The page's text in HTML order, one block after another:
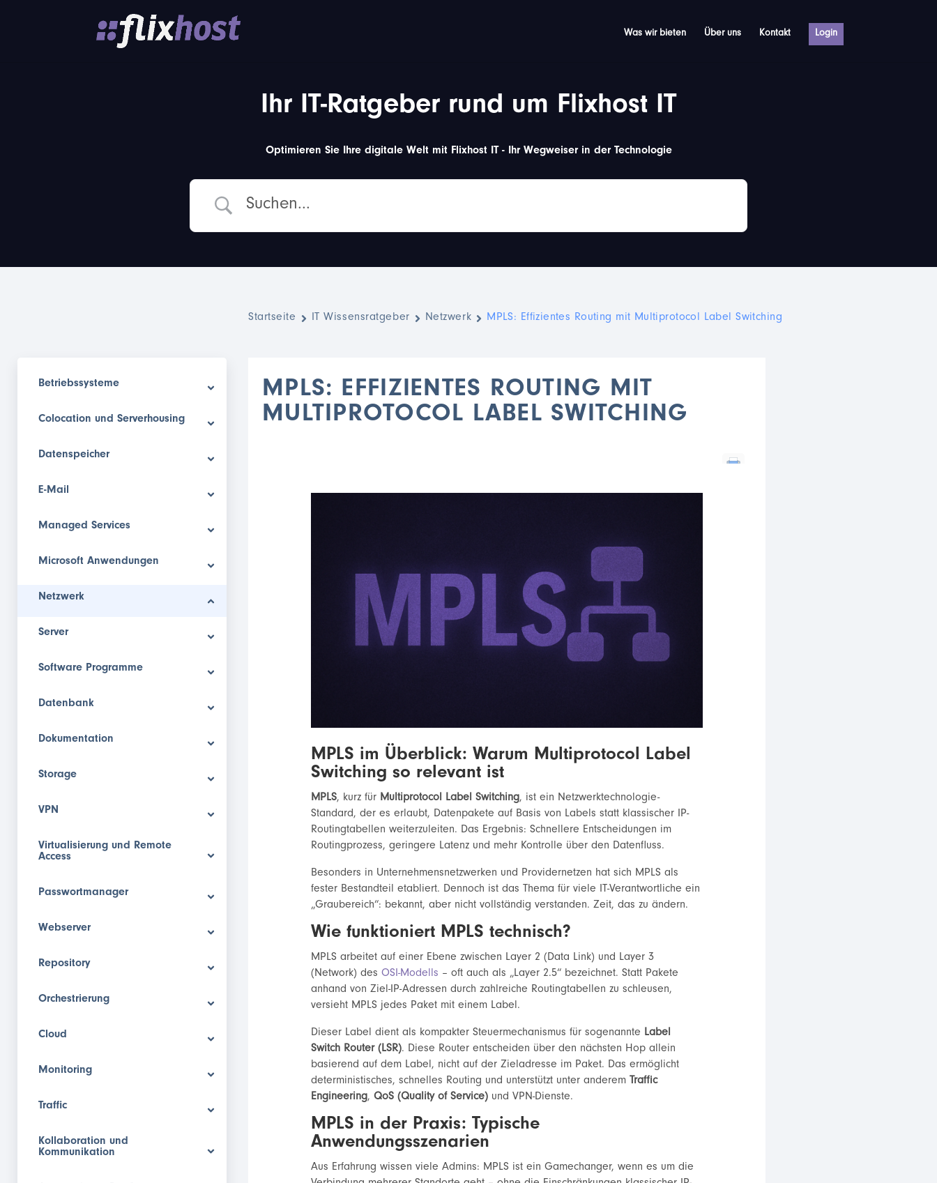
Was wir bieten Über uns Kontakt Login
Ihr IT-Ratgeber rund um Flixhost IT
Optimieren Sie Ihre digitale Welt mit Flixhost IT - Ihr Wegweiser in der Technologie
Betriebssysteme
Colocation und Serverhousing
Datenspeicher
E-Mail
Managed Services
Microsoft Anwendungen
Netzwerk
Server
Software Programme
Datenbank
Dokumentation
Storage
VPN
Virtualisierung und Remote
Access
Passwortmanager
Webserver
Repository
Orchestrierung
Cloud
Monitoring
Traffic
Kollaboration und
Kommunikation
Startseite IT Wissensratgeber Netzwerk MPLS: Effizientes Routing mit Multiprotocol Label Switching
MPLS: EFFIZIENTES ROUTING MIT
MULTIPROTOCOL LABEL SWITCHING
MPLS im Überblick: Warum Multiprotocol Label
Switching so relevant ist
MPLS, kurz für Multiprotocol Label Switching, ist ein Netzwerktechnologie-
Standard, der es erlaubt, Datenpakete auf Basis von Labels statt klassischer IP-
Routingtabellen weiterzuleiten. Das Ergebnis: Schnellere Entscheidungen im
Routingprozess, geringere Latenz und mehr Kontrolle über den Datenfluss.
Besonders in Unternehmensnetzwerken und Providernetzen hat sich MPLS als
fester Bestandteil etabliert. Dennoch ist das Thema für viele IT-Verantwortliche ein
„Graubereich“: bekannt, aber nicht vollständig verstanden. Zeit, das zu ändern.
Wie funktioniert MPLS technisch?
MPLS arbeitet auf einer Ebene zwischen Layer 2 (Data Link) und Layer 3
(Network) des OSI-Modells – oft auch als „Layer 2.5“ bezeichnet. Statt Pakete
anhand von Ziel-IP-Adressen durch zahlreiche Routingtabellen zu schleusen,
versieht MPLS jedes Paket mit einem Label.
Dieser Label dient als kompakter Steuermechanismus für sogenannte Label
Switch Router (LSR). Diese Router entscheiden über den nächsten Hop allein
basierend auf dem Label, nicht auf der Zieladresse im Paket. Das ermöglicht
deterministisches, schnelles Routing und unterstützt unter anderem Traffic
Engineering,QoS (Quality of Service) und VPN-Dienste.
MPLS in der Praxis: Typische
Anwendungsszenarien
Aus Erfahrung wissen viele Admins: MPLS ist ein Gamechanger, wenn es um die